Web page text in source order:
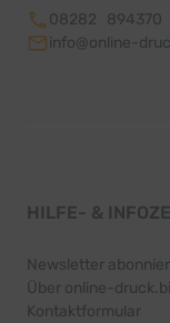
08282 894370
info@online-
HILFE- &
Newsletter
Über online-
Kontaktformular